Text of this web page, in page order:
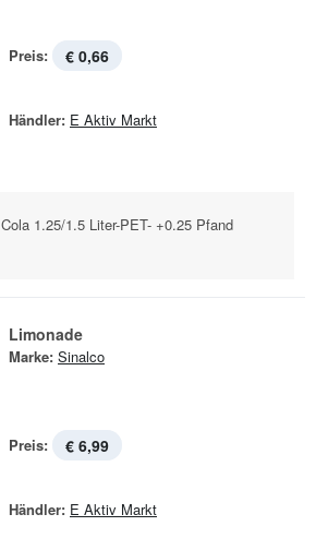
Preis: € 0,66
Händler: E Aktiv Markt
1.25/1.5 Liter-PET- +0.25 Pfand
Limonade
Marke: Sinalco
Preis: € 6,99
Händler: E Aktiv Markt